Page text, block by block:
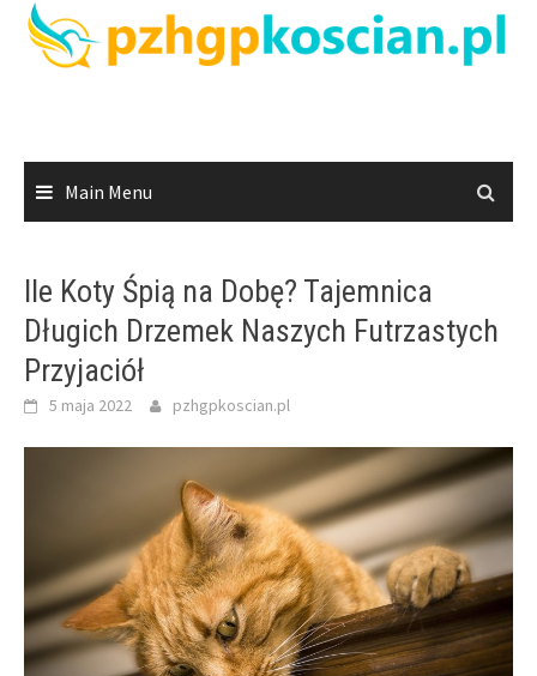
Skip
content
Main Menu
Ile Koty Śpią na Dobę? Tajemnica
Długich Drzemek Naszych Futrzastych
Przyjaciół
5 maja 2022 pzhgpkoscian.pl